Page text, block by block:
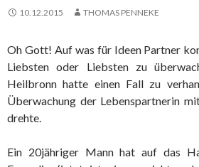
10.12.2015 THOMAS PENNEKE
Oh Gott! Auf was für Ideen Partner
Liebsten oder Liebsten zu
Heilbronn hatte einen Fall zu
Überwachung der Lebenspartnerin
drehte.
Ein 20jähriger Mann hat auf das